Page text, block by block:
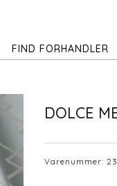
FIND FORHANDLER
DOLCE
Varenummer: